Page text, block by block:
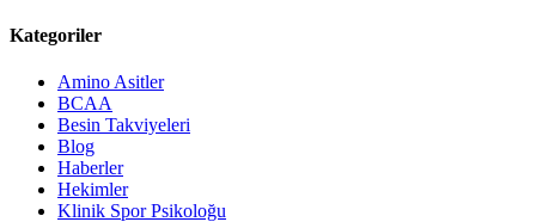
Kategoriler
Amino Asitler
BCAA
Besin Takviyeleri
Blog
Haberler
Hekimler
Klinik Spor Psikoloğu